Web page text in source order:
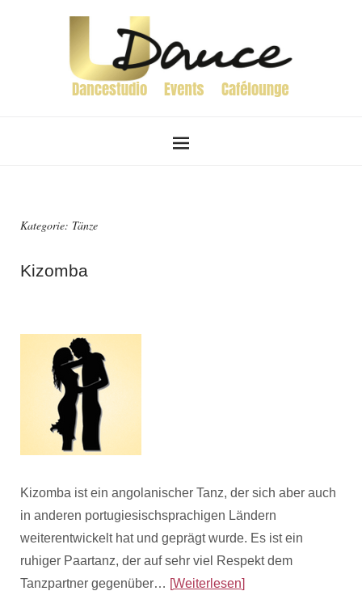
Kategorie: Tänze
Kizomba
Kizomba ist ein angolanischer Tanz, der sich aber auch
in anderen portugiesischsprachigen Ländern
weiterentwickelt hat und geprägt wurde. Es ist ein
ruhiger Paartanz, der auf sehr viel Respekt dem
Tanzpartner gegenüber… Weiterlesen